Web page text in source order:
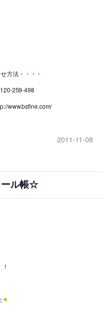
方法・・・・
259-498
www.bsfine.com/
2011-11-08
ール帳☆
★